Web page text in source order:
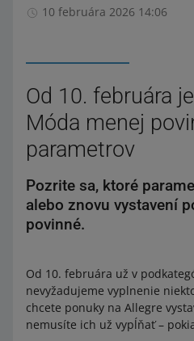
10 februára 2026 14:06
Od 10. februára
Móda menej
parametrov
Pozrite sa, ktoré
alebo znovu vystavení
povinné.
Od 10. februára už v
nevyžadujeme vyplnenie
chcete ponuky na Allegre
nemusíte ich už vypĺňať –